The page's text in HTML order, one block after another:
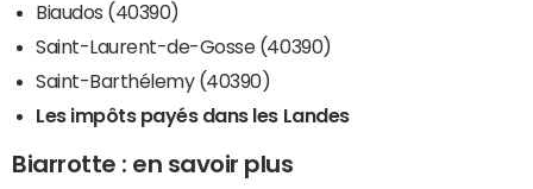
Biaudos (40390)
Saint-Laurent-de-Gosse (40390)
Saint-Barthélemy (40390)
Les impôts payés dans les Landes
Biarrotte : en savoir plus